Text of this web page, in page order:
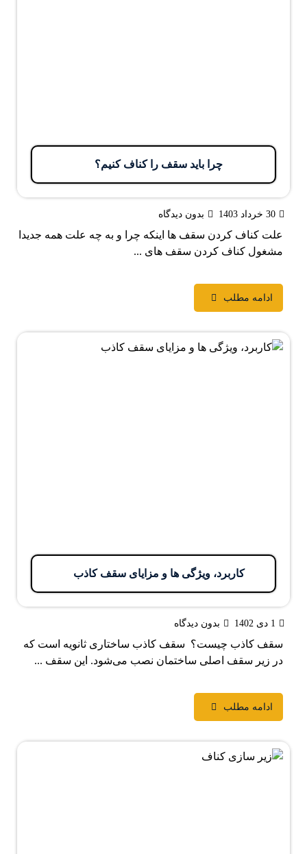
چرا باید سقف را کناف کنیم؟
30 خرداد 1403 بدون دیدگاه
علت کناف کردن سقف ها اینکه چرا و به چه علت همه جدیدا
مشغول کناف کردن سقف های ...
ادامه مطلب
کاربرد، ویژگی ها و مزایای سقف کاذب
1 دی 1402 بدون دیدگاه
سقف کاذب چیست؟ سقف کاذب ساختاری ثانویه است که
در زیر سقف اصلی ساختمان نصب می‌شود. این سقف ...
ادامه مطلب